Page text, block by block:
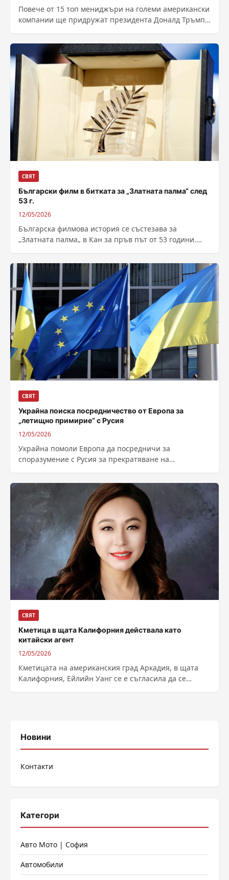
Повече от 15 топ мениджъри на големи американски
компании ще придружат президента Доналд Тръмп
СВЯТ
Български филм в битката за „Златната палма“ след
53 г.
12/05/2026
Българска филмова история се състезава за
„Златната палма„ в Кан за пръв път от 53 години.
СВЯТ
Украйна поиска посредничество от Европа за
„летищно примирие“ с Русия
12/05/2026
Украйна помоли Европа да посредничи за
споразумение с Русия за прекратяване на
СВЯТ
Кметица в щата Калифорния действала като
китайски агент
12/05/2026
Кметицата на американския град Аркадия, в щата
Калифорния, Ейлийн Уанг се е съгласила да се
Новини
Контакти
Категори
Авто Мото | София
Автомобили